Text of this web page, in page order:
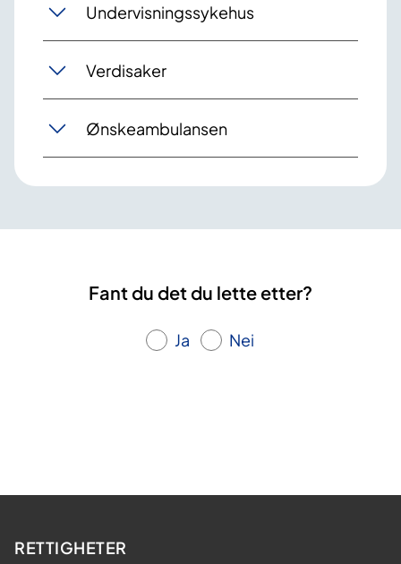
Undervisningssykehus
Verdisaker
Ønskeambulansen
Fant du det du lette etter?
Ja Nei
RETTIGHETER